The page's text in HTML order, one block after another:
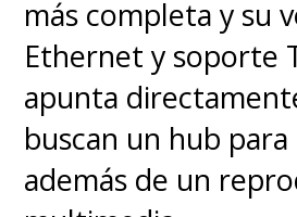
más completa y su
Ethernet y soporte
apunta
buscan un hub
además de un